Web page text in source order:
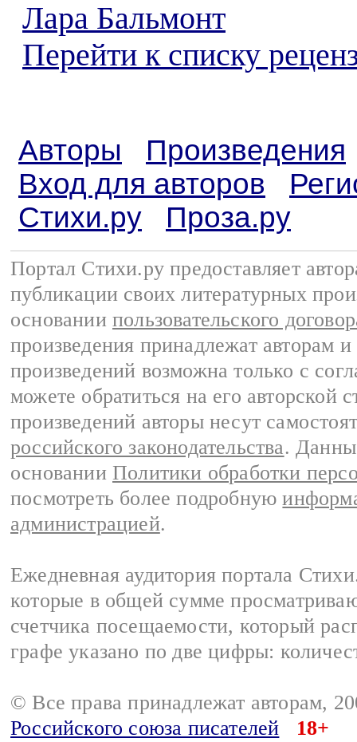
Лара Бальмонт
Перейти к списку
Авторы
Произведения
Вход для авторов
Стихи.ру
Проза.ру
Портал Стихи.ру предоставляет
публикации своих литературных
основании пользовательского
произведения принадлежат авторам
произведений возможна только с
можете обратиться на его авторской
произведений авторы несут
российского законодательства.
основании Политики обработки
посмотреть более подробную
администрацией.
Ежедневная аудитория портала
которые в общей сумме
счетчика посещаемости, который
графе указано по две цифры:
© Все права принадлежат авторам,
Российского союза писателей
18+